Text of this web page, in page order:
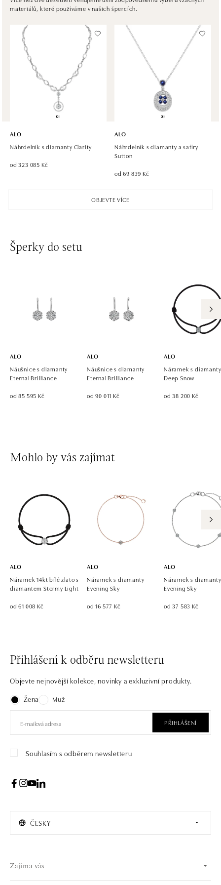
Chlumecká 765/6, 198 19 Praha 9
dnes otevřeno od 09:00
ALO diamonds, Westfield, Praha 4 - Chodov
Roztylská 2321/19, 148 00 Praha 4 - Chodov
tel.: +420 773 585 559, +420 730 802 800
dnes otevřeno od 09:00
ALO diamonds Hilton, Košice
otevřeno v Pondělí od 09:00
Einsteinova 18, 851 01 Bratislava
Ivanská cesta 16, 821 04 Bratislava
ALO diamonds OC Eurovea, Bratislava
Pribinova 8, 811 09 Bratislava
tel.: +421 917 090 700, +421 918 777 670
materiálů, které používáme v našich špercích.
OBJEVTE VÍCE
ALO
Náhrdelník s diamanty Clarity
od 323 085 Kč
ALO
Náhrdelník s diamanty a safíry
Sutton
od 69 839 Kč
Šperky do setu
ALO
Náušnice s diamanty
Eternal Brilliance
od 85 595 Kč
ALO
Náušnice s diamanty
Eternal Brilliance
od 90 011 Kč
ALO
Náramek s diamanty
Deep Snow
od 38 200 Kč
Mohlo by vás zajímat
ALO
Náramek 14kt bílé zlato s
diamantem Stormy Light
od 61 008 Kč
ALO
Náramek s diamanty
Evening Sky
od 16 577 Kč
ALO
Náramek s diamanty
Evening Sky
od 37 583 Kč
Přihlášení k odběru newsletteru
Objevte nejnovější kolekce, novinky a exkluzivní produkty.
Žena
Muž
PŘIHLÁŠENÍ
Souhlasím s odběrem newsletteru
ČESKY
Zajíma vás